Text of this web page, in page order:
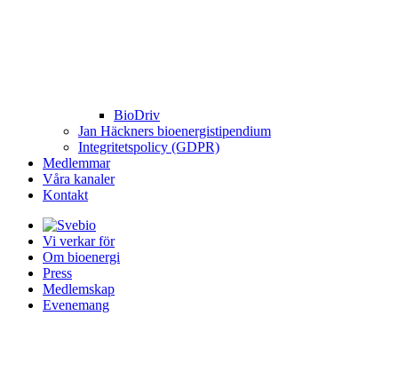
BioDriv
Jan Häckners bioenergistipendium
Integritetspolicy (GDPR)
Medlemmar
Våra kanaler
Kontakt
Vi verkar för
Om bioenergi
Press
Medlemskap
Evenemang